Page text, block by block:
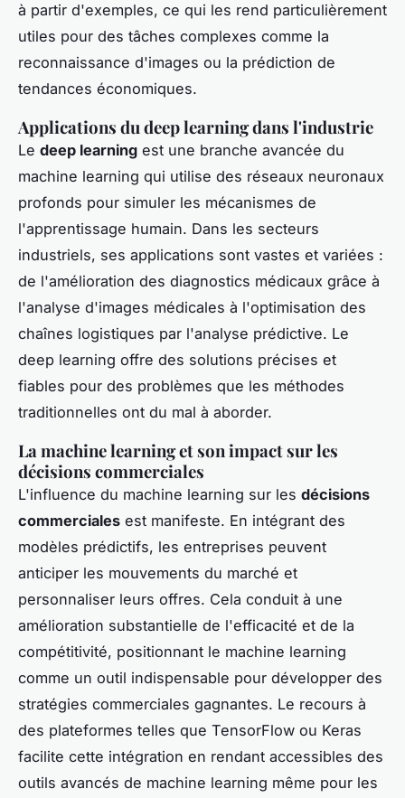
à partir d'exemples, ce qui les rend particulièrement
utiles pour des tâches complexes comme la
reconnaissance d'images ou la prédiction de
tendances économiques.
Applications du deep learning dans l'industrie
Le deep learning est une branche avancée du
machine learning qui utilise des réseaux neuronaux
profonds pour simuler les mécanismes de
l'apprentissage humain. Dans les secteurs
industriels, ses applications sont vastes et variées :
de l'amélioration des diagnostics médicaux grâce à
l'analyse d'images médicales à l'optimisation des
chaînes logistiques par l'analyse prédictive. Le
deep learning offre des solutions précises et
fiables pour des problèmes que les méthodes
traditionnelles ont du mal à aborder.
La machine learning et son impact sur les
décisions commerciales
L'influence du machine learning sur les décisions
commerciales est manifeste. En intégrant des
modèles prédictifs, les entreprises peuvent
anticiper les mouvements du marché et
personnaliser leurs offres. Cela conduit à une
amélioration substantielle de l'efficacité et de la
compétitivité, positionnant le machine learning
comme un outil indispensable pour développer des
stratégies commerciales gagnantes. Le recours à
des plateformes telles que TensorFlow ou Keras
facilite cette intégration en rendant accessibles des
outils avancés de machine learning même pour les